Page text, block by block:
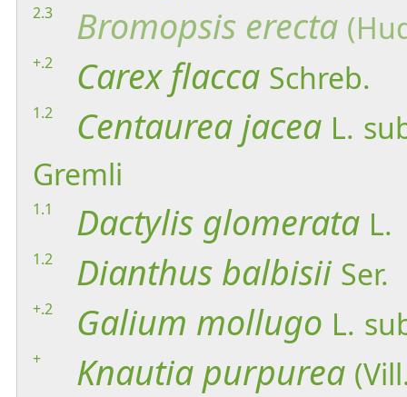
2.3 Bromopsis erecta
+.2 Carex flacca Schreb.
1.2 Centaurea jacea L.
Gremli
1.1 Dactylis glomerata L.
1.2 Dianthus balbisii Ser.
+.2 Galium mollugo L.
+ Knautia purpurea